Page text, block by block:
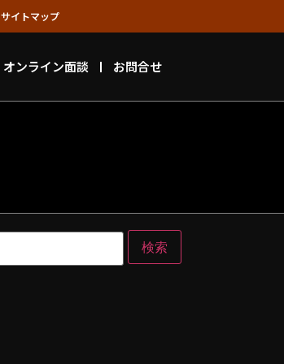
サイトマップ
オンライン面談 お問合せ